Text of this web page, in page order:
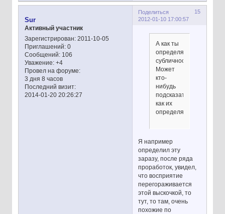
Поделиться
15
2012-01-10 17:00:57
Sur
Активный участник
Зарегистрирован: 2011-10-05
Приглашений:0
Сообщений:106
Уважение: +4
Провел на форуме:
3 дня 8 часов
Последний визит:
2014-01-20 20:26:27
А как ты
определяешь
субличности?
Может
кто-
нибудь
подсказать
как их
определять?
Я например
определил эту
заразу, после ряда
проработок, увидел,
что восприятие
перегораживается
этой выскочкой, то
тут, то там, очень
похожие по